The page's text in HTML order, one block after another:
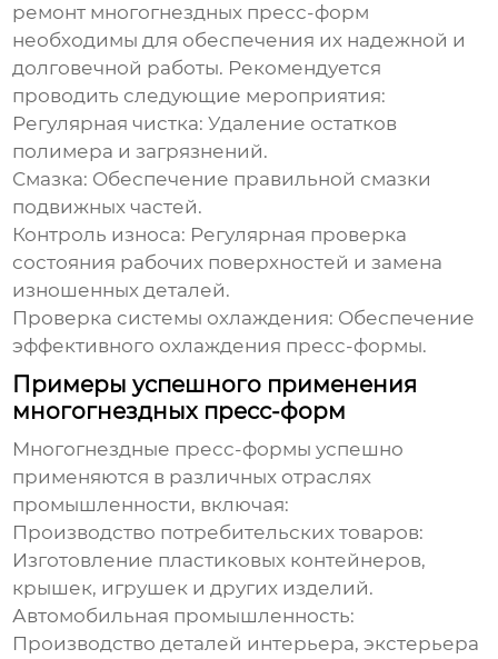
ремонт многогнездных пресс-форм
необходимы для обеспечения их надежной и
долговечной работы. Рекомендуется
проводить следующие мероприятия:
Регулярная чистка: Удаление остатков
полимера и загрязнений.
Смазка: Обеспечение правильной смазки
подвижных частей.
Контроль износа: Регулярная проверка
состояния рабочих поверхностей и замена
изношенных деталей.
Проверка системы охлаждения: Обеспечение
эффективного охлаждения пресс-формы.
Примеры успешного применения
многогнездных пресс-форм
Многогнездные пресс-формы успешно
применяются в различных отраслях
промышленности, включая:
Производство потребительских товаров:
Изготовление пластиковых контейнеров,
крышек, игрушек и других изделий.
Автомобильная промышленность:
Производство деталей интерьера, экстерьера